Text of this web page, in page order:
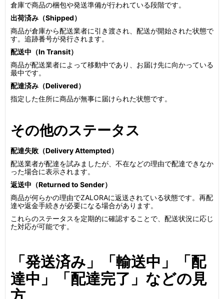
倉庫で商品の梱包や発送準備が行われている段階です。
出荷済み（Shipped）
商品が倉庫から配送業者に引き渡され、配送が開始された状態で
す。追跡番号が発行されます。
配送中（In Transit）
商品が配送業者によって移動中であり、お届け先に向かっている
最中です。
配達済み（Delivered）
指定した住所に商品が無事に届けられた状態です。
その他のステータス
配達失敗（Delivery Attempted）
配送業者が配達を試みましたが、不在などの理由で配達できなか
った場合に表示されます。
返送中（Returned to Sender）
商品が何らかの理由でZALORAに返送されている状態です。再配
達や返金手続きが必要になる場合があります。
これらのステータスを定期的に確認することで、配送状況に応じ
た対応が可能です。
「発送済み」「輸送中」「配
達中」「配達完了」などの見